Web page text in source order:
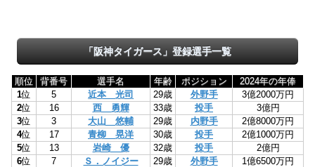
「阪神タイガース」登録選手一覧
順位 背番号 選手名 年齢 ポジション
2024年の年俸
1位 5 近本 光司 29歳 外野手
3億2000万円
2位 16 西 勇輝 33歳 投手
3億円
3位 3 大山 悠輔 29歳 内野手
2億8000万円
4位 17 青柳 晃洋 30歳 投手
2億1000万円
5位 13 岩崎 優 32歳 投手
2億円
6位 7 Ｓ．ノイジー 29歳 外野手
1億6500万円